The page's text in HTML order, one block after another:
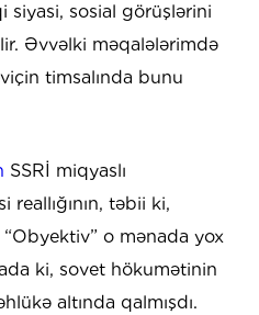
siyasi, sosial görüşlərini
Əvvəlki məqalələrimdə
timsalında bunu
SSRİ miqyaslı
reallığının, təbii ki,
o mənada yox
ki, sovet hökumətinin
altında qalmışdı.